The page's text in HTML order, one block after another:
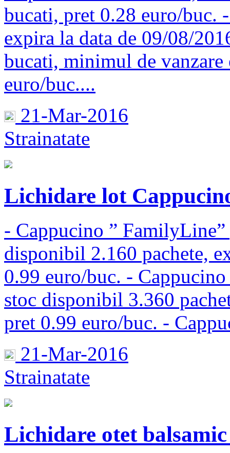
bucati, pret 0.28 euro/buc.
expira la data de 09/08/
bucati, minimul de
euro/buc....
21-Mar-2016
Strainatate
Lichidare lot
- Cappucino ” FamilyLine”
disponibil 2.160 pachete,
0.99 euro/buc. -
stoc disponibil 3.360
pret 0.99 euro/buc. -
21-Mar-2016
Strainatate
Lichidare otet